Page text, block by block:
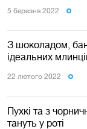
5 березня 2022
З шоколадом,
ідеальних
22 лютого 2022
Пухкі та з
тануть у роті